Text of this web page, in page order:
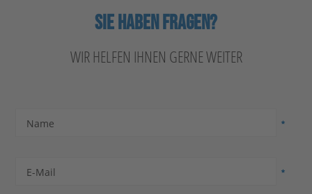
SIE HABEN FRAGEN?
WIR HELFEN IHNEN GERNE WEITER
Name
E-Mail